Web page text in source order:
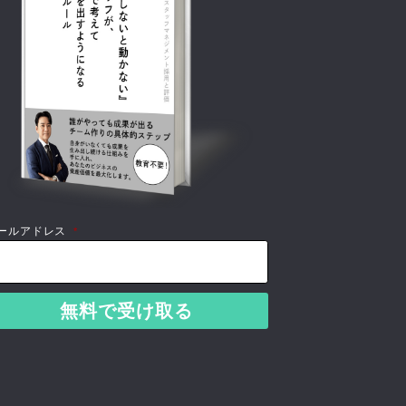
ルアドレス *